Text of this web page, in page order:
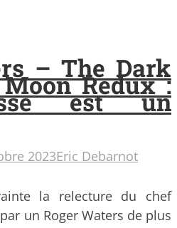
– The Dark
Redux :
est un
2023Eric Debarnot
la relecture du chef
un Roger Waters de plus